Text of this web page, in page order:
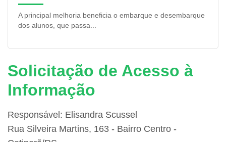
Solicitação de Acesso à
Informação
Responsável: Elisandra Scussel
Rua Silveira Martins, 163 - Bairro Centro -
A principal melhoria beneficia o embarque e desembarque
dos alunos, que passa...